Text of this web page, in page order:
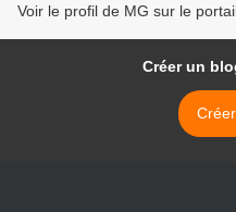
Voir le profil de MG sur le
Créer un